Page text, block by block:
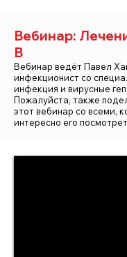
Вебинар:
В
Вебинар ведёт Павел
инфекционист со
инфекция и вирусные
Пожалуйста, также
этот вебинар со всеми,
интересно его